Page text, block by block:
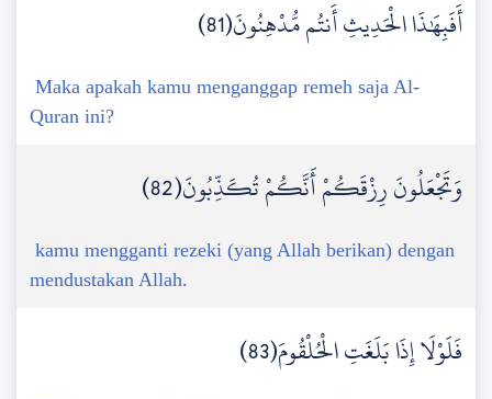
أَفَبِهَٰذَا الْحَدِيثِ أَنتُم مُّدْهِنُونَ(81)
Maka apakah kamu menganggap remeh saja Al-
Quran ini?
وَتَجْعَلُونَ رِزْقَكُمْ أَنَّكُمْ تُكَذِّبُونَ(82)
kamu mengganti rezeki (yang Allah berikan) dengan
mendustakan Allah.
فَلَوْلَا إِذَا بَلَغَتِ الْحُلْقُومَ(83)